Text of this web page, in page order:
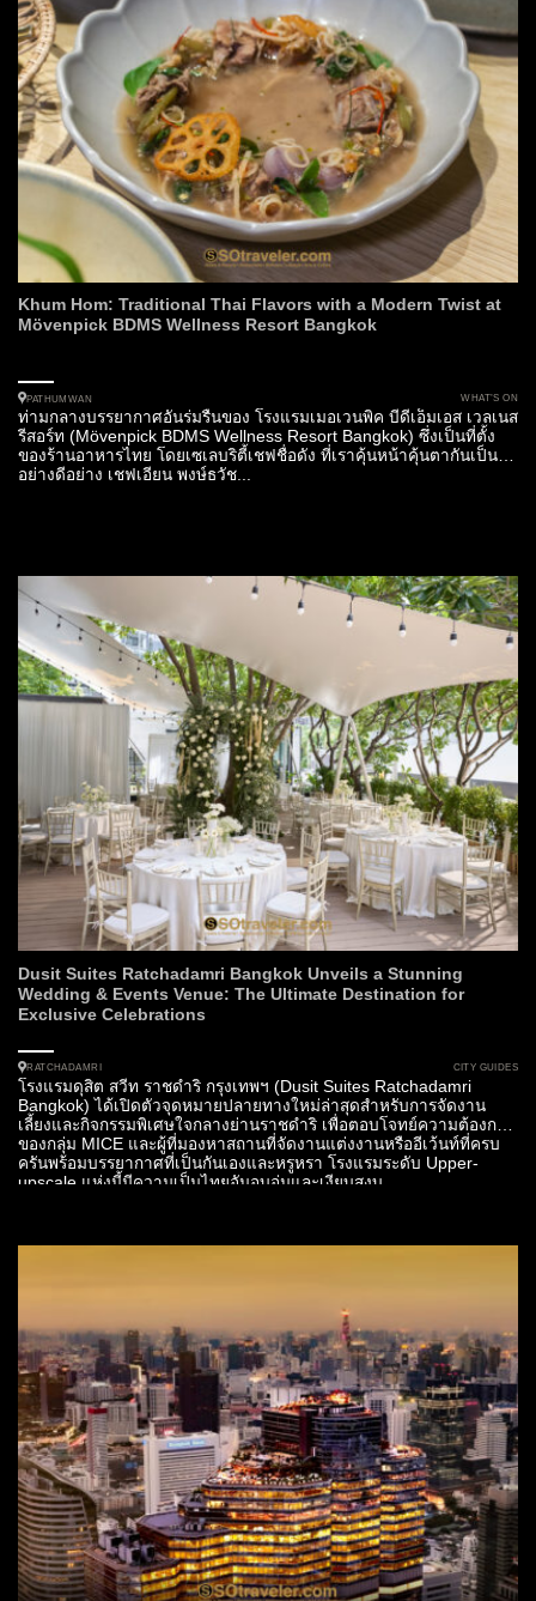
Khum Hom: Traditional Thai Flavors with a Modern Twist at
Mövenpick BDMS Wellness Resort Bangkok
PATHUMWAN WHAT’S ON
ท่ามกลางบรรยากาศอันร่มรื่นของ โรงแรมเมอเวนพิค บีดีเอ็มเอส เวลเนส
รีสอร์ท (Mövenpick BDMS Wellness Resort Bangkok) ซึ่งเป็นที่ตั้ง
ของร้านอาหารไทย โดยเซเลบริตี้เชฟชื่อดัง ที่เราคุ้นหน้าคุ้นตากันเป็น
อย่างดีอย่าง เชฟเอียน พงษ์ธวัช...
Dusit Suites Ratchadamri Bangkok Unveils a Stunning
Wedding & Events Venue: The Ultimate Destination for
Exclusive Celebrations
RATCHADAMRI CITY GUIDES
โรงแรมดุสิต สวีท ราชดำริ กรุงเทพฯ (Dusit Suites Ratchadamri
Bangkok) ได้เปิดตัวจุดหมายปลายทางใหม่ล่าสุดสำหรับการจัดงาน
เลี้ยงและกิจกรรมพิเศษใจกลางย่านราชดำริ เพื่อตอบโจทย์ความต้องการ
ของกลุ่ม MICE และผู้ที่มองหาสถานที่จัดงานแต่งงานหรืออีเว้นท์ที่ครบ
ครันพร้อมบรรยากาศที่เป็นกันเองและหรูหรา โรงแรมระดับ Upper-
upscale แห่งนี้มีความเป็นไทยอันอบอุ่นและเงียบสงบ...